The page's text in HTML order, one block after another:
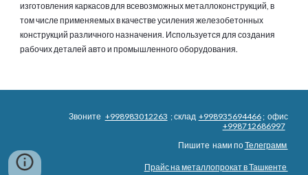
изготовления каркасов для всевозможных металлоконструкций, в
том числе применяемых в качестве усиления железобетонных
конструкций различного назначения. Используется для создания
рабочих деталей авто и промышленного оборудования.
Звоните +998983012263 ; склад +998935694466; офис
+998712686997
Пишите нами поТелеграмм
Прайс на металлопрокат в Ташкенте